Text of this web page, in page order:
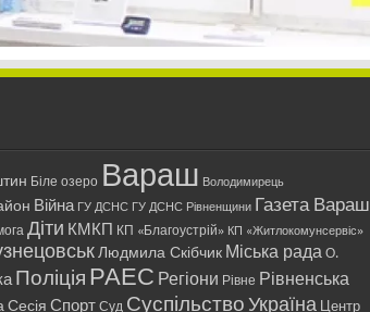
Біле озеро Вараш Володимирець
Війна ГУ ДСНС ГУ ДСНС Рівненщини Газета Вараш
Діти КМКП КП «Благоустрій» КП «Житлокомунсервіс»
Людмила Скібчик Міська рада О.
Поліція РАЕС Регіони Рівне Рівненська
Сесія Спорт Суд Суспільство Україна Центр